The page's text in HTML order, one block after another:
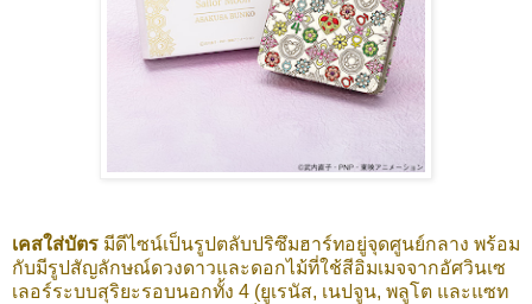
เคสใส่บัตร มีดีไซน์เป็นรูปตลับปริซึมฮาร์ทอยู่จุดศูนย์กลาง พร้อม
กับมีรูปสัญลักษณ์ดวงดาวและดอกไม้ที่ใช้สีอิมเมจจากอัศวินเซ
เลอร์ระบบสุริยะรอบนอกทั้ง 4 (ยูเรนัส, เนปจูน, พลูโต และแซท